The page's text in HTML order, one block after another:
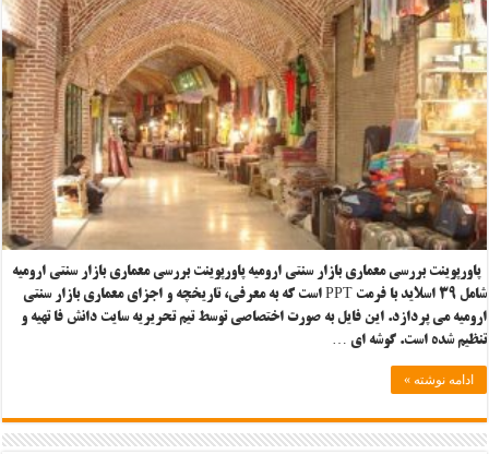
پاورپوینت بررسی معماری بازار سنتی ارومیه پاورپوینت بررسی معماری بازار سنتی ارومیه
شامل ۳۹ اسلاید با فرمت PPT است که به معرفی، تاریخچه و اجزای معماری بازار سنتی
ارومیه می پردازد. این فایل به صورت اختصاصی توسط تیم تحریریه سایت دانش فا تهیه و
تنظیم شده است. گوشه ای …
ادامه نوشته »